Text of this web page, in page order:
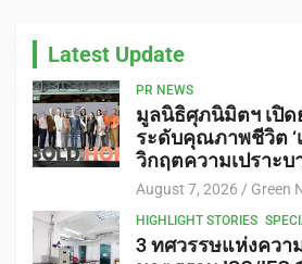
Latest Update
PR NEWS
มูลนิธิศุภนิมิตฯ เปิด
ระดับคุณภาพชีวิต ‘
วิกฤตความเปราะบ
August 7, 2026 Green
HIGHLIGHT STORIES
3 ทศวรรษแห่งควา